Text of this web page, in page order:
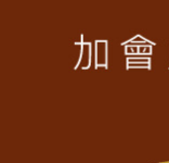
Gold